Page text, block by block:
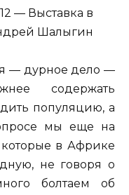
— Выставка в
Шалыгин
— дурное дело —
содержать
популяцию, а
мы еще на
которые в Африке
не говоря о
болтаем об